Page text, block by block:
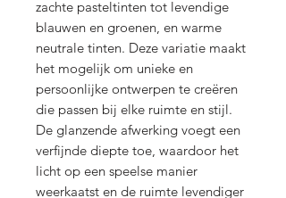
zachte pasteltinten tot levendige
blauwen en groenen, en warme
neutrale tinten. Deze variatie maakt
het mogelijk om unieke en
persoonlijke ontwerpen te creëren
die passen bij elke ruimte en stijl.
De glanzende afwerking voegt een
verfijnde diepte toe, waardoor het
licht op een speelse manier
weerkaatst en de ruimte levendiger